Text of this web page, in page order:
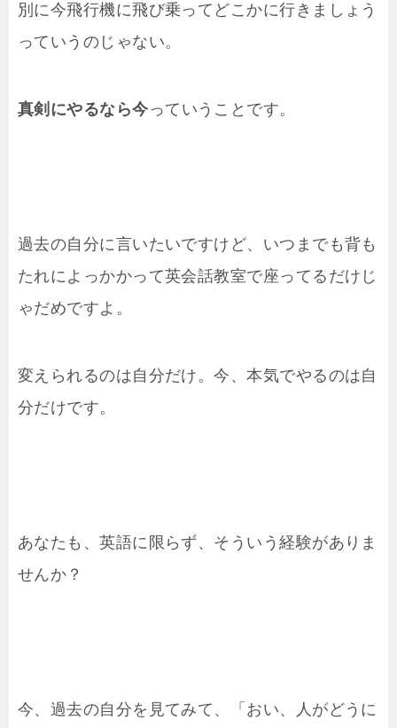
別に今飛行機に飛び乗ってどこかに行きましょう
っていうのじゃない。
真剣にやるなら今っていうことです。
過去の自分に言いたいですけど、いつまでも背も
たれによっかかって英会話教室で座ってるだけじ
ゃだめですよ。
変えられるのは自分だけ。今、本気でやるのは自
分だけです。
あなたも、英語に限らず、そういう経験がありま
せんか？
今、過去の自分を見てみて、「おい、人がどうに